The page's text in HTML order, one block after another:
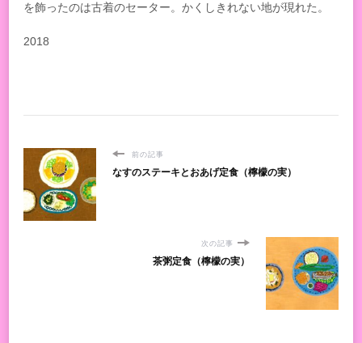
を飾ったのは古着のセーター。かくしきれない地が現れた。
2018
前の記事
なすのステーキとおあげ定食（檸檬の実）
次の記事
茶粥定食（檸檬の実）